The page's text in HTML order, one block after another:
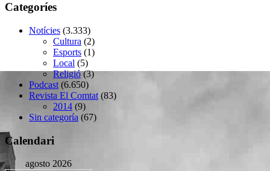
Categoríes
Notícies (3.333)
Cultura (2)
Esports (1)
Local (5)
Religió(3)
Podcast (6.650)
Revista El Comtat (83)
2014 (9)
Sin categoría (67)
Calendari
agosto 2026